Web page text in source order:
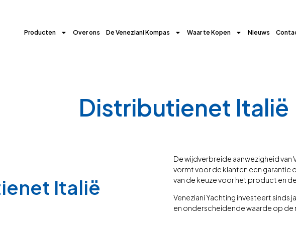
Producten Over ons De Veneziani Kompas Waar te Kopen Nieuws
Distributienet Italië
Italië
De wijdverbreide aanwezigheid van
vormt voor de klanten een garantie
van de keuze voor het product en
Veneziani Yachting investeert sinds
en onderscheidende waarde op de